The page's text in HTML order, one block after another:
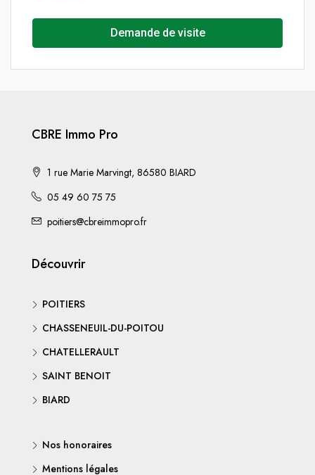
Demande de visite
CBRE Immo Pro
1 rue Marie Marvingt, 86580 BIARD
05 49 60 75 75
poitiers@cbreimmopro.fr
Découvrir
POITIERS
CHASSENEUIL-DU-POITOU
CHATELLERAULT
SAINT BENOIT
BIARD
Nos honoraires
Mentions légales